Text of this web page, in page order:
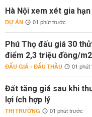
Hà Nội xem xét gia
DỰ ÁN 01 phút trước
Phú Thọ đấu giá 30
điểm 2,3 triệu đồng/m2
ĐẤU GIÁ - ĐẤU THẦU 01
Đất tăng giá sau khi
lợi ích hợp lý
THỊ TRƯỜNG 01 phút trước